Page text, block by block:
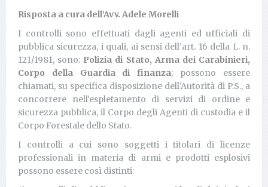
Risposta a cura dell’Avv. Adele Morelli
I controlli sono effettuati dagli agenti ed ufficiali di
pubblica sicurezza, i quali, ai sensi dell’art. 16 della L. n.
121/1981, sono: Polizia di Stato, Arma dei Carabinieri,
Corpo della Guardia di finanza; possono essere
chiamati, su specifica disposizione dell’Autorità di P.S., a
concorrere nell'espletamento di servizi di ordine e
sicurezza pubblica, il Corpo degli Agenti di custodia e il
Corpo Forestale dello Stato.
I controlli a cui sono soggetti i titolari di licenze
professionali in materia di armi e prodotti esplosivi
possono essere così distinti: